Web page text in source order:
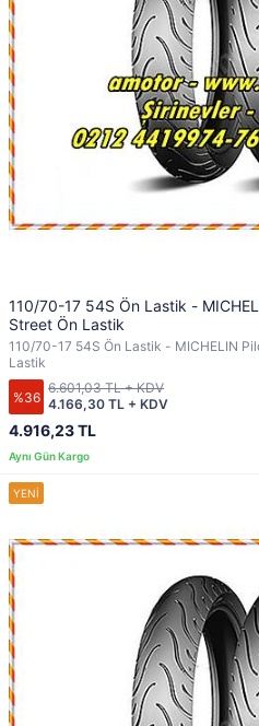
110/70-17 54S Ön Lastik -
Street Ön Lastik
110/70-17 54S Ön Lastik - MICHELIN
Lastik
%36
4.916,23 TL
4.166,30 TL + KDV
6.601,03 TL + KDV